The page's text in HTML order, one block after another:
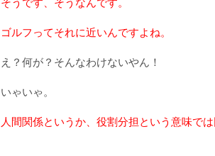
そうです、そうなんです。
ゴルフってそれに近いんですよね。
え？何が？そんなわけないやん！
いゃいゃ。
人間関係というか、役割分担という意味では